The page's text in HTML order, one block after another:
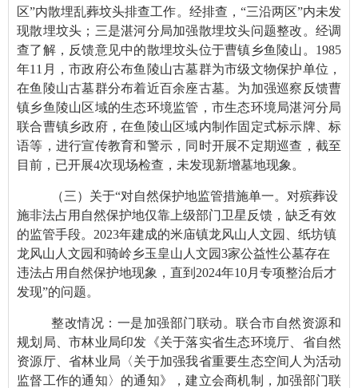
区”内散埋乱葬坟头排查工作。经排查，“三沿两区”内未发
现散埋坟头；三是湛河分局加强散埋坟头问题整改。经调
查了解，反馈意见中的散埋坟头位于曹镇乡鱼陵山。1985
年11月，市政府公布鱼陵山古墓群为市级文物保护单位，
在鱼陵山古墓群分布着近百余座古墓。为加强巡察反馈曹
镇乡鱼陵山区域的生态环境监管，市生态环境局湛河分局
联合曹镇乡政府，在鱼陵山区域内制作固定式标示牌、标
语等，进行宣传教育和警示，同时开展不定期巡查，截至
目前，已开展4次现场检查，未发现新增墓地现象。
（三）关于“对自然保护地监管措施单一。对殡葬设
施非法占用自然保护地仅靠上级部门卫星反馈，缺乏有效
的监管手段。2023年建成的米庙镇龙风山人文园、纸坊镇
龙风山人文园和骑岭乡玉皇山人文园3家公益性公墓存在
违法占用自然保护地现象，直到2024年10月专项整治后才
发现”的问题。
整改情况：一是加强部门联动。联合市自然资源和
规划局、市林业局印发《关于落实省生态环境厅、省自然
资源厅、省林业局〈关于加强我省重要生态空间人为活动
监督工作的通知〉的通知》，建立会商机制，加强部门联